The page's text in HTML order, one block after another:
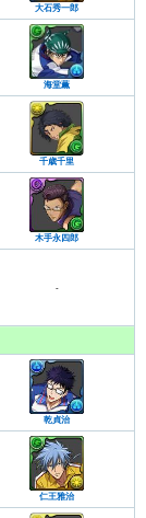
大石秀一郎
海堂薫
千歳千里
木手永四郎
-
乾貞治
仁王雅治